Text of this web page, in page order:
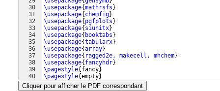
30
31
32
33
34
35
36
37
38
39
40
41
\usepackage{mathrsfs }
\usepackage{ chemfig}
\usepackage{ pgfplots }
\usepackage{ siunitx}
\usepackage{ booktabs }
\usepackage{tabularx}
\usepackage{array}
\usepackage{ ragged2e, makecell, mhchem}
\usepackage{ fancyhdr}
\pagestyle{ fancy}
\pagestyle{empty}
% \usepackage{caption}
Cliquer pour afficher le PDF correspondant